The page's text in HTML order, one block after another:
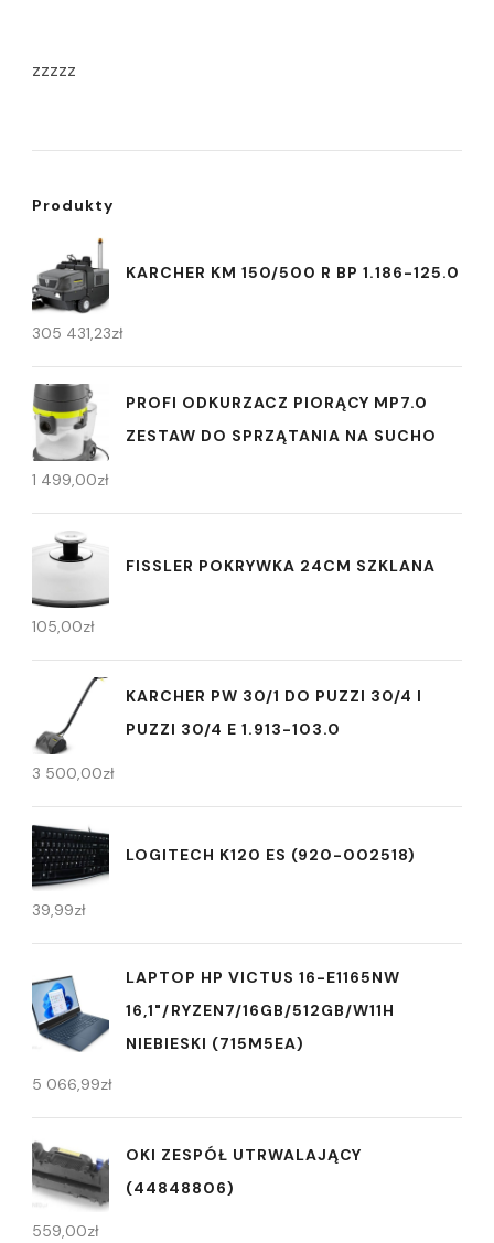
zzzzz
Produkty
KARCHER KM 150/500 R BP 1.186-125.0
305 431,23zł
PROFI ODKURZACZ PIORĄCY MP7.0
ZESTAW DO SPRZĄTANIA NA SUCHO
1 499,00zł
FISSLER POKRYWKA 24CM SZKLANA
105,00zł
KARCHER PW 30/1 DO PUZZI 30/4 I
PUZZI 30/4 E 1.913-103.0
3 500,00zł
LOGITECH K120 ES (920-002518)
39,99zł
LAPTOP HP VICTUS 16-E1165NW
16,1"/RYZEN7/16GB/512GB/W11H
NIEBIESKI (715M5EA)
5 066,99zł
OKI ZESPÓŁ UTRWALAJĄCY
(44848806)
559,00zł